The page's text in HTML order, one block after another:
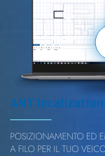
ANT localization
POSIZIONAMENTO ED
A FILO PER IL TUO